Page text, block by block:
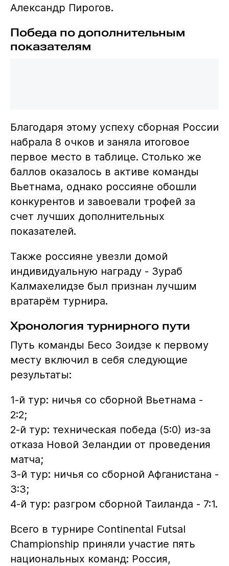
Александр Пирогов.
Победа по дополнительным
показателям
Благодаря этому успеху сборная России
набрала 8 очков и заняла итоговое
первое место в таблице. Столько же
баллов оказалось в активе команды
Вьетнама, однако россияне обошли
конкурентов и завоевали трофей за
счет лучших дополнительных
показателей.
Также россияне увезли домой
индивидуальную награду - Зураб
Калмахелидзе был признан лучшим
вратарём турнира.
Хронология турнирного пути
Путь команды Бесо Зоидзе к первому
месту включил в себя следующие
результаты:
1-й тур: ничья со сборной Вьетнама -
2:2;
2-й тур: техническая победа (5:0) из-за
отказа Новой Зеландии от проведения
матча;
3-й тур: ничья со сборной Афганистана -
3:3;
4-й тур: разгром сборной Таиланда - 7:1.
Всего в турнире Continental Futsal
Championship приняли участие пять
национальных команд: Россия,